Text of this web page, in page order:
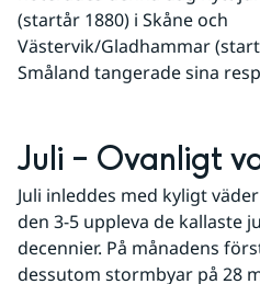
(startår 1880) i Skåne och
Västervik/Gladhammar
Småland tangerade sina
Juli – Ovanligt
Juli inleddes med kyligt
den 3-5 uppleva de kallaste
decennier. På månadens
dessutom stormbyar på 28